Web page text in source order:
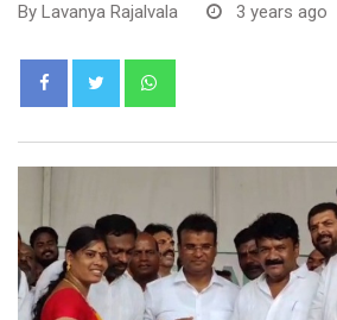
By Lavanya Rajalvala 3 years ago